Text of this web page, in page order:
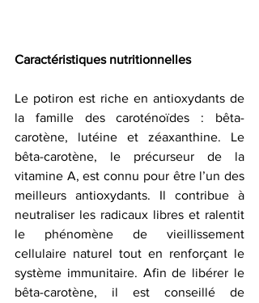
Caractéristiques nutritionnelles
Le potiron est riche en antioxydants de
la famille des caroténoïdes : bêta-
carotène, lutéine et zéaxanthine. Le
bêta-carotène, le précurseur de la
vitamine A, est connu pour être l’un des
meilleurs antioxydants. Il contribue à
neutraliser les radicaux libres et ralentit
le phénomène de vieillissement
cellulaire naturel tout en renforçant le
système immunitaire. Afin de libérer le
bêta-carotène, il est conseillé de